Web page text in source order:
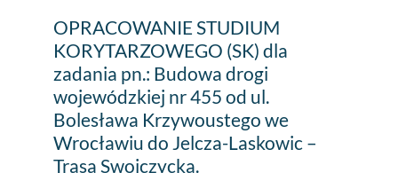
OPRACOWANIE
STUDIUM
KORYTARZOWEGO
(SK)
dla
OPRACOWANIE STUDIUM
KORYTARZOWEGO (SK) dla
zadania pn.: Budowa drogi
wojewódzkiej nr 455 od ul.
Bolesława Krzywoustego we
Wrocławiu do Jelcza-Laskowic –
Trasa Swojczycka.